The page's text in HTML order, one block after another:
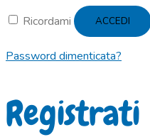
Ricordami ACCEDI
Password dimenticata?
Registrati